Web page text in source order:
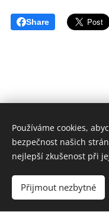
Share
Vytvořeno
Používáme cookies,
bezpečnost našich
nejlepší zkušenost při
Přijmout nezbytné